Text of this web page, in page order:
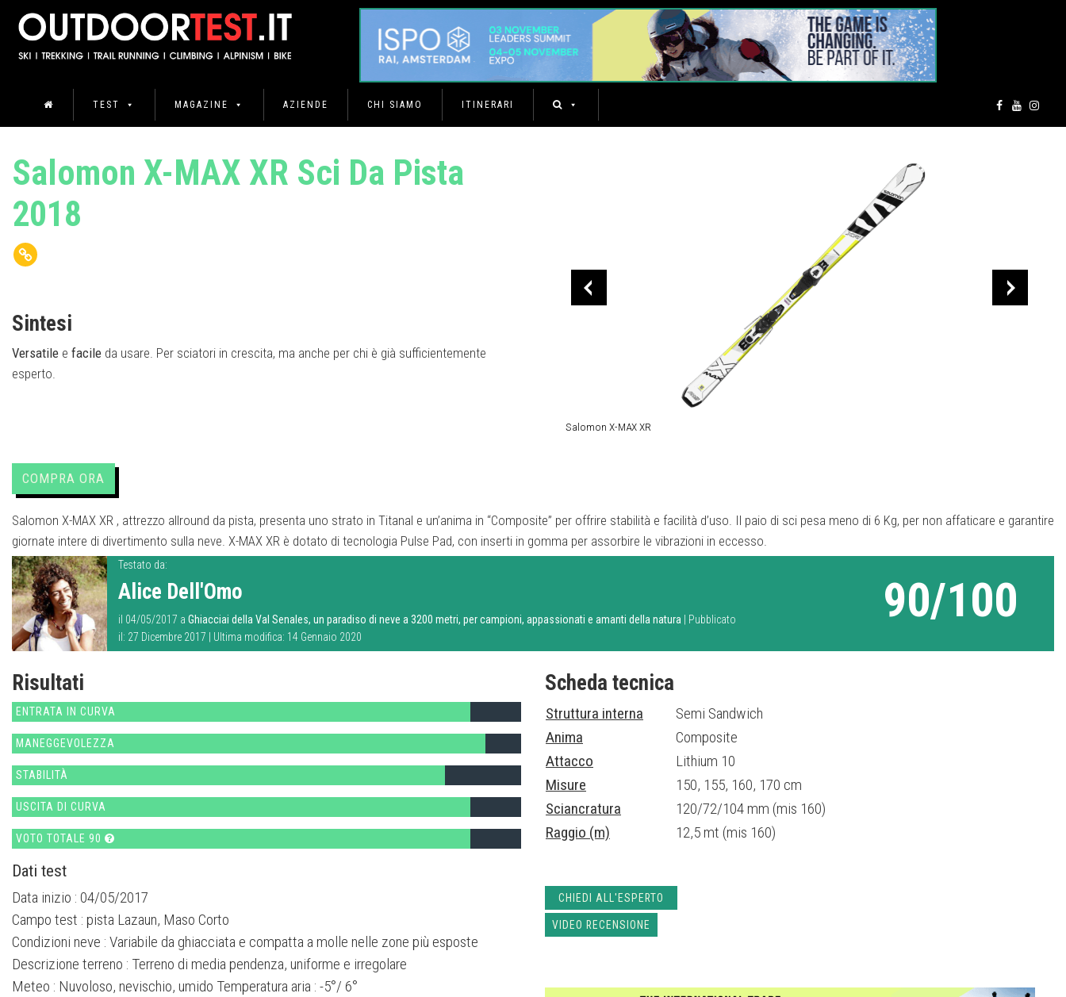
TEST MAGAZINE AZIENDE CHI SIAMO ITINERARI
Salomon X-MAX XR
Salomon X-MAX XR Sci Da Pista
2018
Sintesi
Versatile e facile da usare. Per sciatori in crescita, ma anche per chi è già sufficientemente
esperto.
COMPRA ORA
Salomon X-MAX XR , attrezzo allround da pista, presenta uno strato in Titanal e un’anima in “Composite” per offrire stabilità e facilità d’uso. Il paio di sci pesa meno di 6 Kg, per non affaticare e garantire
giornate intere di divertimento sulla neve. X-MAX XR è dotato di tecnologia Pulse Pad, con inserti in gomma per assorbire le vibrazioni in eccesso.
Testato da:
Alice Dell'Omo
il 04/05/2017 a Ghiacciai della Val Senales, un paradiso di neve a 3200 metri, per campioni, appassionati e amanti della natura | Pubblicato
il: 27 Dicembre 2017 | Ultima modifica: 14 Gennaio 2020
90/100
Risultati
ENTRATA IN CURVA
MANEGGEVOLEZZA
STABILITÀ
USCITA DI CURVA
VOTO TOTALE 90
Dati test
Data inizio : 04/05/2017
Campo test : pista Lazaun, Maso Corto
Condizioni neve : Variabile da ghiacciata e compatta a molle nelle zone più esposte
Descrizione terreno : Terreno di media pendenza, uniforme e irregolare
Meteo : Nuvoloso, nevischio, umido Temperatura aria : -5°/ 6°
Scheda tecnica
Struttura interna
Semi Sandwich
Anima
Composite
Attacco
Lithium 10
Misure
150, 155, 160, 170 cm
Sciancratura
120/72/104 mm (mis 160)
Raggio (m)
12,5 mt (mis 160)
CHIEDI ALL'ESPERTO
VIDEO RECENSIONE